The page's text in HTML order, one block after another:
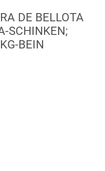
DE BELLOTA
SCHINKEN;
BEIN